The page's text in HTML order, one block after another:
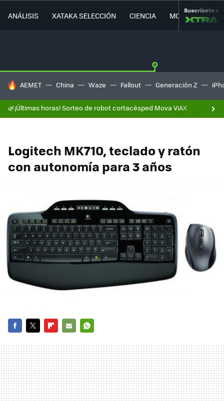
ANÁLISIS XATAKA SELECCIÓN CIENCIA MOVILIDAD
Suscríbete a
HOY SE HABLA DE
AEMET China Waze Fallout Generación Z
🌿¡Últimas horas! Sorteo de robot cortacésped Mova ViAX
Logitech MK710, teclado y ratón
con autonomía para 3 años
MAIL